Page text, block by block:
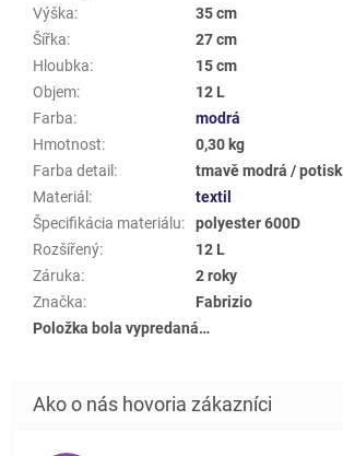
Výška:
35 cm
Šířka:
27 cm
Hloubka:
15 cm
Objem:
12 L
Farba:
modrá
Hmotnost:
0,30 kg
Farba detail :
tmavě modrá / potisk
Materiál :
textil
Špecifikácia materiálu:
polyester 600D
Rozšířený:
12 L
Záruka:
2 roky
Značka:
Fabrizio
Položka bola vypredaná…